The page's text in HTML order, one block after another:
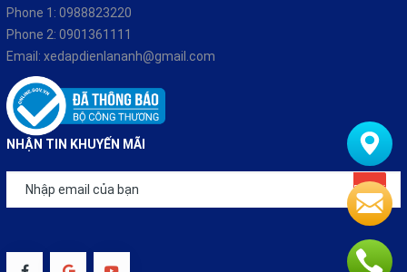
Phone 1: 0988823220
Phone 2: 0901361111
Email: xedapdienlananh@gmail.com
NHẬN TIN KHUYẾN MÃI
Đăng ký